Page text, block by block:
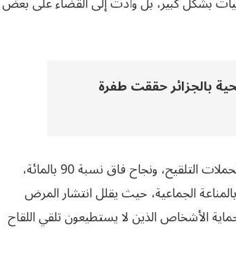
بالجزائر حققت طفرة
وثمن سكحال، الجهود الحثيثة التي أدت إلى تغطية كبيرة لحملات التلقيح، ونجاح فاق نسبة 90 بالمائة،
الجماعية، حيث يقلل انتشار المرض
الأشخاص الذين لا يستطيعون تلقي اللقاح